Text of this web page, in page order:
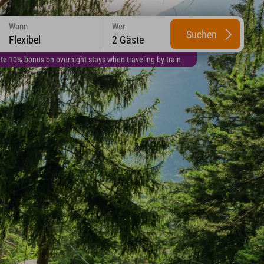
10% bonus on overnight stays when traveling by train
Wann
Flexibel
Wer
2 Gäste Suchen